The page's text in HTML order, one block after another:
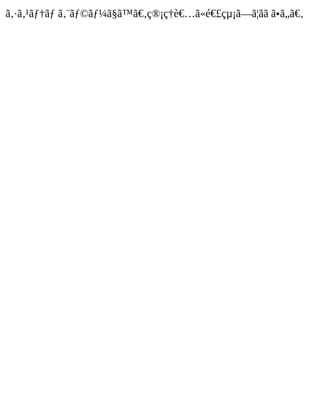
ã‚·ã‚¹ãƒ†ãƒ ã‚¨ãƒ©ãƒ¼ã§ã™ã€‚ç®¡ç†è€…ã«é€£çµ¡ã—ã¦ãã ã•ã„ã€‚